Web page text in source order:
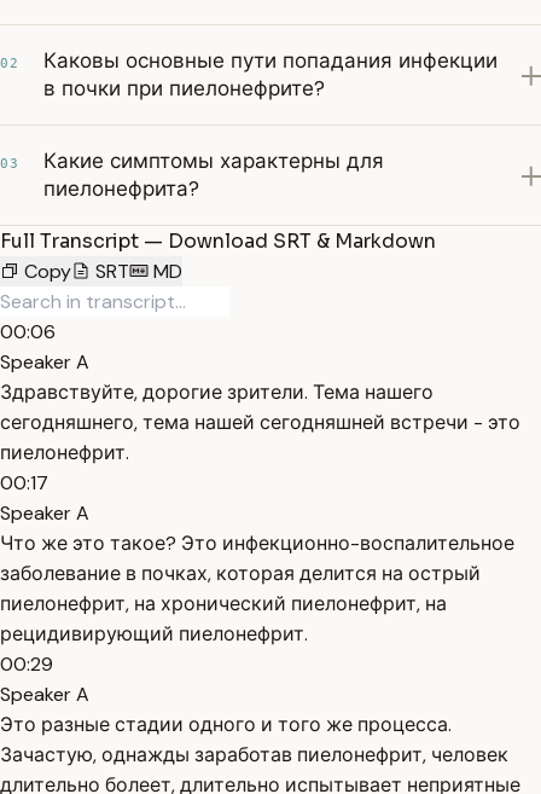
02
Каковы основные пути попадания инфекции
в почки при пиелонефрите?
03
Какие симптомы характерны для
пиелонефрита?
Full Transcript — Download SRT & Markdown
Copy
SRT MD
00:06
Speaker A
Здравствуйте, дорогие зрители. Тема нашего
сегодняшнего, тема нашей сегодняшней встречи - это
пиелонефрит.
00:17
Speaker A
Что же это такое? Это инфекционно-воспалительное
заболевание в почках, которая делится на острый
пиелонефрит, на хронический пиелонефрит, на
рецидивирующий пиелонефрит.
00:29
Speaker A
Это разные стадии одного и того же процесса.
Зачастую, однажды заработав пиелонефрит, человек
длительно болеет, длительно испытывает неприятные